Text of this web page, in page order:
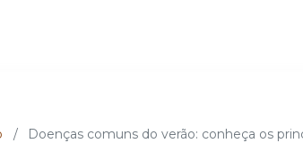
/
Doenças comuns do verão: conheça os